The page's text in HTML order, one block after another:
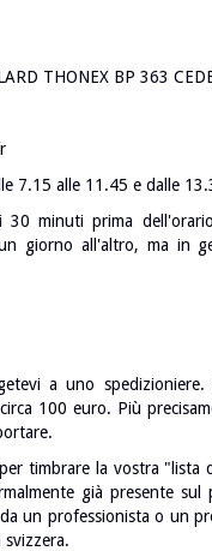
THONEX BP 363
7.15 alle 11.45 e dalle
minuti prima
giorno all'altro, ma in
a uno
100 euro. Più
timbrare la vostra
già presente
un professionista o un